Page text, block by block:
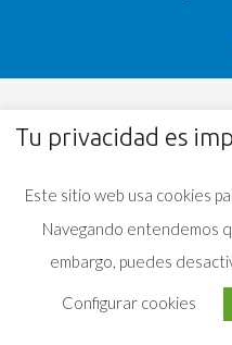
Tu privacidad es
Este sitio web usa cookies
Navegando entendemos
embargo, puedes
Configurar cookies